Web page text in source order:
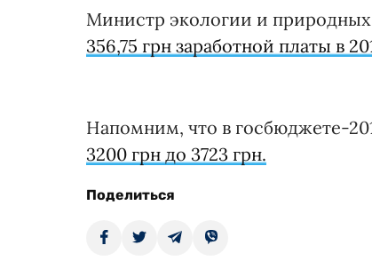
Министр экологии и
356,75 грн заработной платы в
Напомним, что в госбюджете-
3200 грн до 3723 грн.
Поделиться